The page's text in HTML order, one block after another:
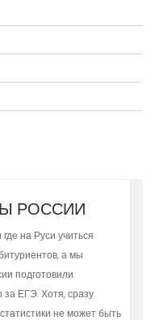
РОССИИ
на Руси учиться
а мы
подготовили
ЕГЭ. Хотя, сразу
не может быть